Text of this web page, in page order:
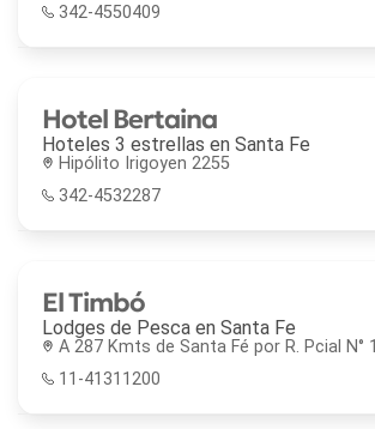
342-4550409
Hotel Bertaina
Hoteles 3 estrellas en Santa Fe
Hipólito Irigoyen 2255
342-4532287
El Timbó
Lodges de Pesca en Santa Fe
A 287 Kmts de Santa Fé por R. Pcial N° 1
11-41311200